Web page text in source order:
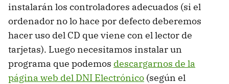
instalarán los controladores adecuados (si el
ordenador no lo hace por defecto deberemos
hacer uso del CD que viene con el lector de
tarjetas). Luego necesitamos instalar un
programa que podemos descargarnos de la
página web del DNI Electrónico (según el